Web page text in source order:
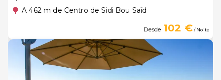
A 462 m de Centro de Sidi Bou Saïd
Desde 102 €/ Noite